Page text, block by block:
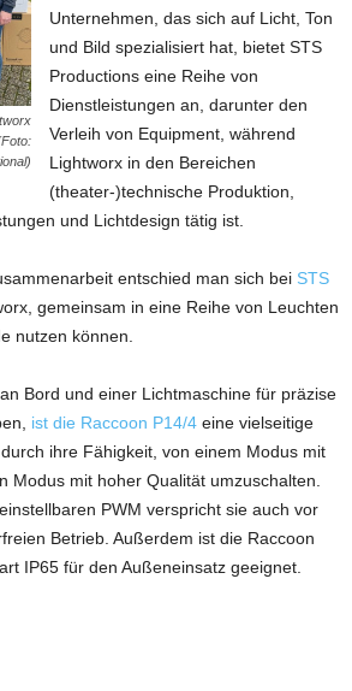
Unternehmen, das sich auf Licht, Ton
und Bild spezialisiert hat, bietet STS
Productions eine Reihe von
Dienstleistungen an, darunter den
Verleih von Equipment, während
Lightworx in den Bereichen
(theater-)technische Produktion,
und Lichtdesign tätig ist.
entschied man sich bei STS
gemeinsam in eine Reihe von Leuchten
nutzen können.
Bord und einer Lichtmaschine für präzise
ist die Raccoon P14/4 eine vielseitige
ihre Fähigkeit, von einem Modus mit
Modus mit hoher Qualität umzuschalten.
PWM verspricht sie auch vor
Betrieb. Außerdem ist die Raccoon
IP65 für den Außeneinsatz geeignet.